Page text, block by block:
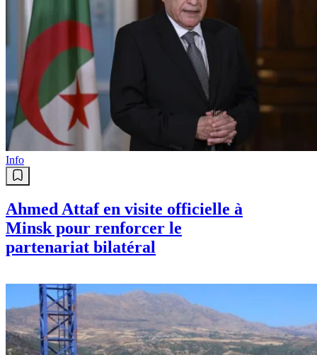
Info
Ahmed Attaf en visite officielle à
Minsk pour renforcer le
partenariat bilatéral